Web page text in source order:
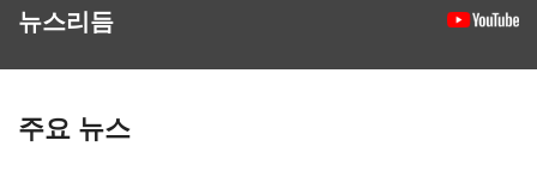
뉴스리듬
주요 뉴스